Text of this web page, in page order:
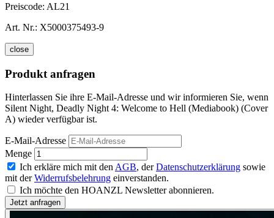
Preiscode: AL21
Art. Nr.: X5000375493-9
close
Produkt anfragen
Hinterlassen Sie ihre E-Mail-Adresse und wir informieren Sie, wenn
Silent Night, Deadly Night 4: Welcome to Hell (Mediabook) (Cover
A) wieder verfügbar ist.
E-Mail-Adresse
Menge
Ich erkläre mich mit den AGB, derDatenschutzerklärung sowie
mit derWiderrufsbelehrung einverstanden.
Ich möchte den HOANZL Newsletter abonnieren.